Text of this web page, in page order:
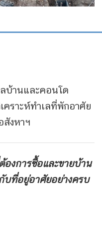
บ้านและคอนโด
คราะห์ทำเลที่พักอาศัย
สังหาฯ
งการซื้อและขายบ้าน
บที่อยู่อาศัยอย่างครบ